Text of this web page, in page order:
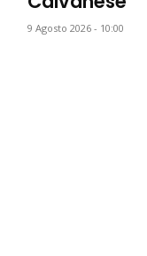
9 Agosto 2026 - 10:00